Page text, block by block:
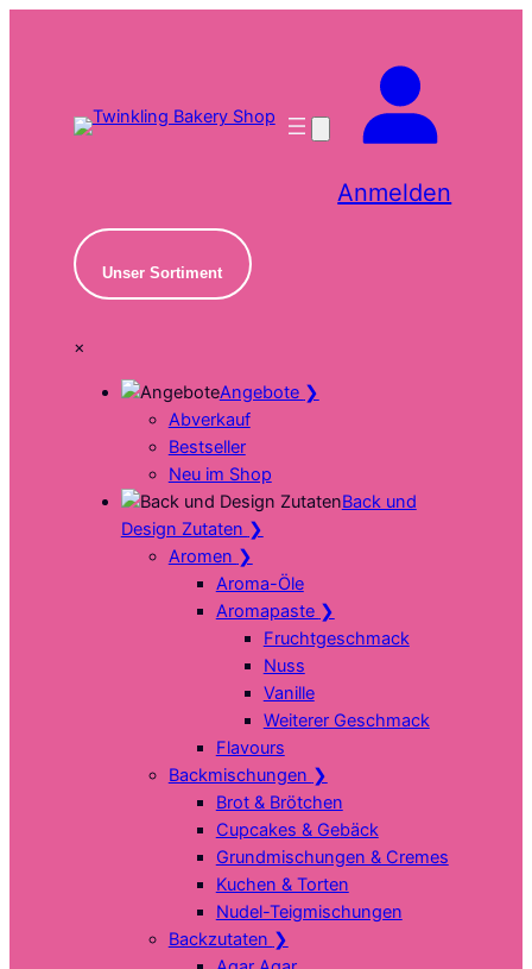
Anmelden
Unser Sortiment
×
Angebote ❯
Abverkauf
Bestseller
Neu im Shop
Back und
Design Zutaten ❯
Aromen ❯
Aroma-Öle
Aromapaste ❯
Fruchtgeschmack
Nuss
Vanille
Weiterer Geschmack
Flavours
Backmischungen ❯
Brot & Brötchen
Cupcakes & Gebäck
Grundmischungen & Cremes
Kuchen & Torten
Nudel-Teigmischungen
Backzutaten ❯